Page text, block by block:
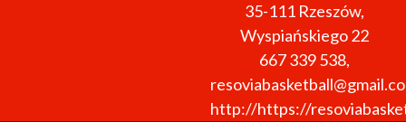
35-111 Rzeszów,
Wyspiańskiego 22
667 339 538,
http://https://